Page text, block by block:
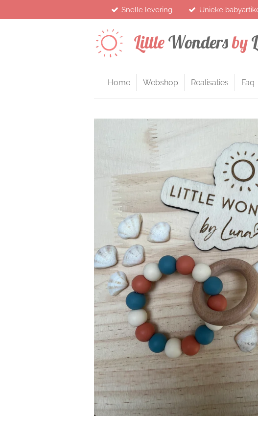
direct
Snelle levering Unieke
LittleWondersby
Home Webshop Realisaties Faq